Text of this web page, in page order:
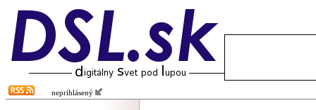
neprihlásený